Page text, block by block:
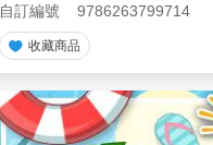
自訂編號
9786263799714
收藏商品